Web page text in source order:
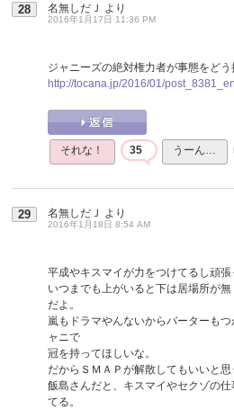
28 名無しだＪ より
2016年1月17日 11:36 PM
ジャニーズの絶対権力者が事態をどう
http://tocana.jp/2016/01/
それな！ 35 うーん…
29 名無しだＪ より
2016年1月18日 8:54 AM
平成やキスマイが力をつけてるし頑張
いつまでも上がいると下は居場所が
だよ。
嵐もドラマやんないからバーターも
ャニで
冠を持ってほしいな。
だからＳＭＡＰが解散してもいいと思
飯島さんだと、キスマイやセクゾの
てる。